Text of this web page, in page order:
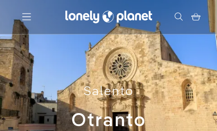
Menu
Votre recherche
Salento
Otranto